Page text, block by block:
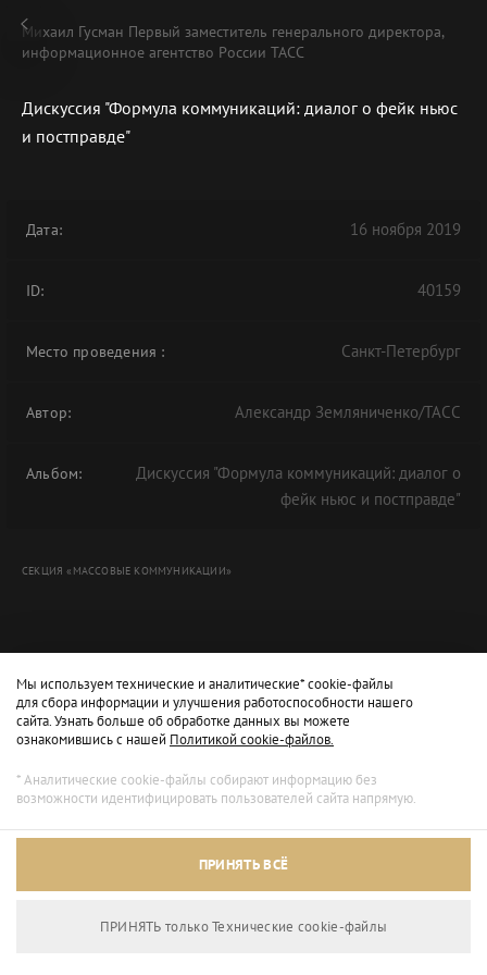
Архивный режим
Михаил Гусман Первый заместитель генерального директора,
информационное агентство России ТАСС
Дискуссия "Формула коммуникаций: диалог о фейк ньюс
и постправде"
Дата: 16 ноября 2019
ID: 40159
Место проведения : Санкт-Петербург
Автор: Александр Земляниченко/ТАСС
Альбом:
Дискуссия "Формула коммуникаций: диалог о
фейк ньюс и постправде"
СЕКЦИЯ «МАССОВЫЕ КОММУНИКАЦИИ»
Мы используем технические и аналитические* cookie-файлы
для сбора информации и улучшения работоспособности нашего
сайта. Узнать больше об обработке данных вы можете
ознакомившись с нашей Политикой cookie-файлов.
* Аналитические cookie-файлы собирают информацию без
возможности идентифицировать пользователей сайта напрямую.
ПРИНЯТЬ ВСЁ
ПРИНЯТЬ только Технические сookie-файлы